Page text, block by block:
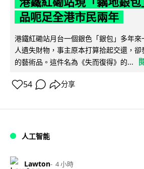
品呃足全港市民兩年
港鐵紅磡站月台一個銀色「銀包」多年
人遺失財物，事主原本打算拾起交還，
的藝術品。這件名為《失而復得》的...
54 分享
人工智能
Lawton 4 小時